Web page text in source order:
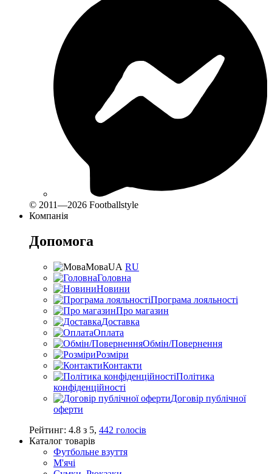
© 2011—2026 Footballstyle
Компанія
Допомога
МоваUA RU
Головна
Новини
Програма лояльності
Про магазин
Доставка
Оплата
Обмін/Повернення
Розміри
Контакти
Політика
конфіденційності
Договір публічної
оферти
Рейтинг: 4.8 з 5, 442 голосів
Каталог товарів
Футбольне взуття
М'ячі